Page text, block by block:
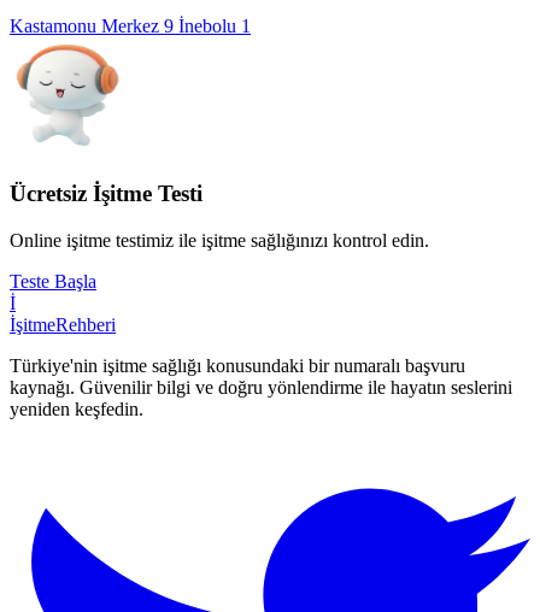
Kastamonu Merkez 9 İnebolu 1
Ücretsiz İşitme Testi
Online işitme testimiz ile işitme sağlığınızı kontrol edin.
Teste Başla
İ
İşitmeRehberi
Türkiye'nin işitme sağlığı konusundaki bir numaralı başvuru
kaynağı. Güvenilir bilgi ve doğru yönlendirme ile hayatın seslerini
yeniden keşfedin.